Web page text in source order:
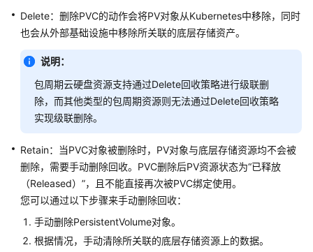
SDK
参
考
Skill
常
见
问
题
视
Delete：删除PVC的动作会将PV对象从Kubernetes中移除，同时
也会从外部基础设施中移除所关联的底层存储资产。
说明：
包周期云硬盘资源支持通过Delete回收策略进行级联删
除，而其他类型的包周期资源则无法通过Delete回收策略
实现级联删除。
Retain：当PVC对象被删除时，PV对象与底层存储资源均不会被
删除，需要手动删除回收。PVC删除后PV资源状态为“已释放
（Released）”，且不能直接再次被PVC绑定使用。
您可以通过以下步骤来手动删除回收：
手动删除PersistentVolume对象。
根据情况，手动清除所关联的底层存储资源上的数据。